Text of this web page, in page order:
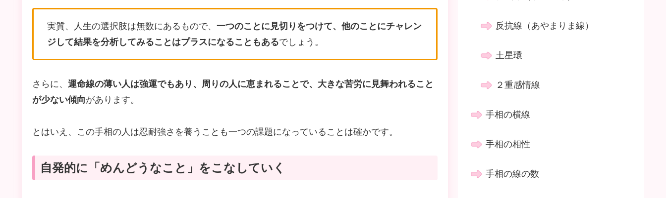
実質、人生の選択肢は無数にあるもので、 一つのことに見切りをつけて、他のことにチャレン
ジして結果を分析してみることはプラスになることもあるでしょう。
さらに、 運命線の薄い人は強運でもあり、周りの人に恵まれることで、大きな苦労に見舞われること
が少ない傾向があります。
とはいえ、この手相の人は忍耐強さを養うことも一つの課題になっていることは確かです。
自発的に「めんどうなこと」をこなしていく
反抗線（あやまりま線）
土星環
２重感情線
手相の横線
手相の相性
手相の線の数